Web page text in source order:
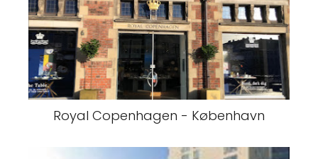
Royal Copenhagen - København